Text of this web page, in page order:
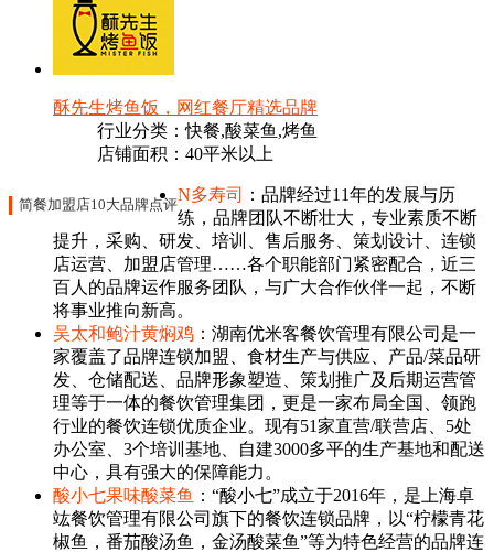
酥先生烤鱼饭，网红餐厅精选品牌
行业分类：快餐,酸菜鱼,烤鱼
店铺面积：40平米以上
简餐加盟店10大品牌点评
N多寿司
：品牌经过11年的发展与历
练，品牌团队不断壮大，专业素质不断
提升，采购、研发、培训、售后服务、策划设计、连锁
店运营、加盟店管理……各个职能部门紧密配合，近三
百人的品牌运作服务团队，与广大合作伙伴一起，不断
将事业推向新高。
吴太和鲍汁黄焖鸡 ：湖南优米客餐饮管理有限公司是一
家覆盖了品牌连锁加盟、食材生产与供应、产品/菜品研
发、仓储配送、品牌形象塑造、策划推广及后期运营管
理等于一体的餐饮管理集团，更是一家布局全国、领跑
行业的餐饮连锁优质企业。现有51家直营/联营店、5处
办公室、3个培训基地、自建3000多平的生产基地和配送
中心，具有强大的保障能力。
酸小七果味酸菜鱼 ：“酸小七”成立于2016年，是上海卓
竑餐饮管理有限公司旗下的餐饮连锁品牌，以“柠檬青花
椒鱼，番茄酸汤鱼，金汤酸菜鱼”等为特色经营的品牌连